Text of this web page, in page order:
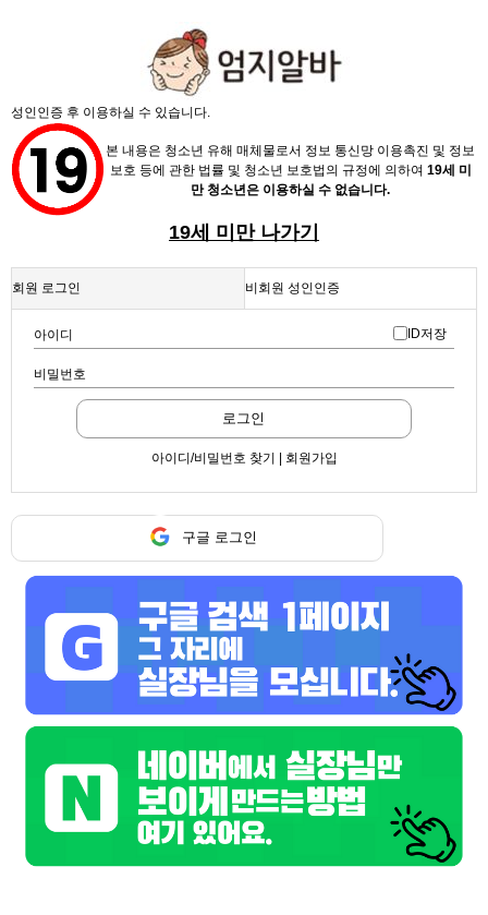
성인인증 후 이용하실 수 있습니다.
본 내용은 청소년 유해 매체물로서 정보 통신망 이용촉진 및 정보
보호 등에 관한 법률 및 청소년 보호법의 규정에 의하여 19세 미
만 청소년은 이용하실 수 없습니다.
19세 미만 나가기
회원 로그인 비회원 성인인증
아이디 ID저장
비밀번호
로그인
아이디/비밀번호 찾기 | 회원가입
구글 로그인